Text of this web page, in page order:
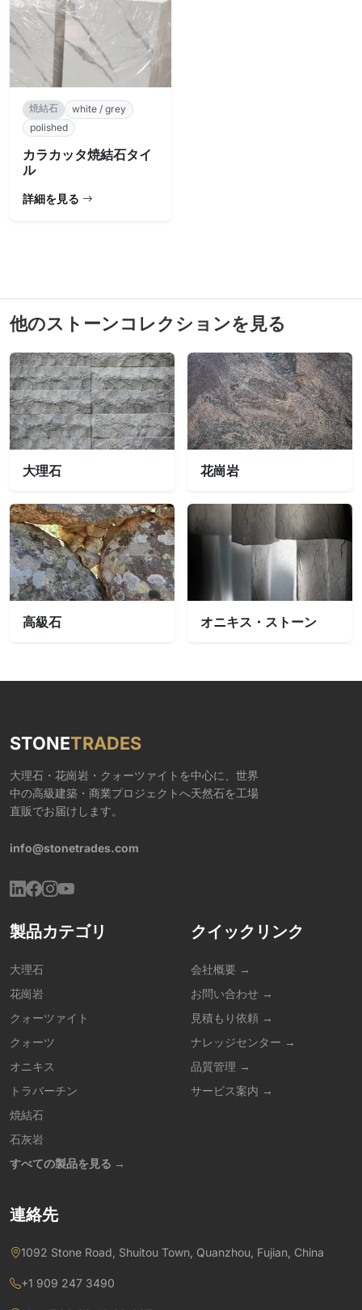
焼結石
white / grey
polished
カラカッタ焼結石タイ
ル
詳細を見る
他のストーンコレクションを見る
大理石 花崗岩
高級石 オニキス・ストーン
STONETRADES
大理石・花崗岩・クォーツァイトを中心に、世界
中の高級建築・商業プロジェクトへ天然石を工場
直販でお届けします。
info@stonetrades.com
製品カテゴリ
大理石
花崗岩
クォーツァイト
クォーツ
オニキス
トラバーチン
焼結石
石灰岩
すべての製品を見る →
クイックリンク
会社概要 →
お問い合わせ →
見積もり依頼 →
ナレッジセンター →
品質管理 →
サービス案内 →
連絡先
1092 Stone Road, Shuitou Town, Quanzhou, Fujian, China
+1 909 247 3490